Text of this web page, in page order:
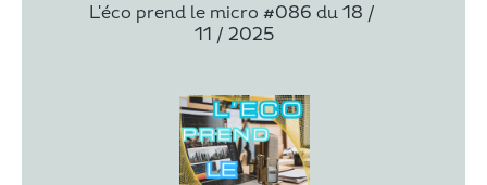
L'éco prend le micro #086 du 18 /
11 / 2025